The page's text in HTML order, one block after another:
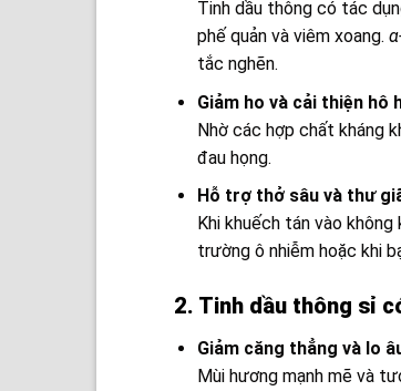
Tinh dầu thông có tác
phế quản và viêm xoang.
tắc nghẽn.
Giảm ho và cải thiện hô
Nhờ các hợp chất kháng
đau họng.
Hỗ trợ thở sâu và thư
Khi khuếch tán vào
trường ô nhiễm hoặc khi
2. Tinh dầu thông sỉ
Giảm căng thẳng và lo
Mùi hương mạnh mẽ và